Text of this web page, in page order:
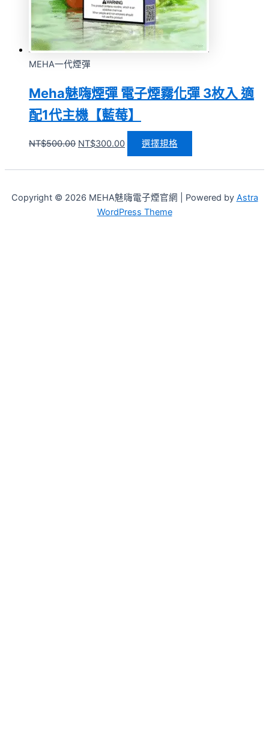
MEHA一代煙彈
Meha魅嗨煙彈 電子煙霧化彈 3枚入 適
配1代主機【藍莓】
NT$500.00 NT$300.00 選擇規格
Copyright © 2026 MEHA魅嗨電子煙官網 | Powered by Astra
WordPress Theme